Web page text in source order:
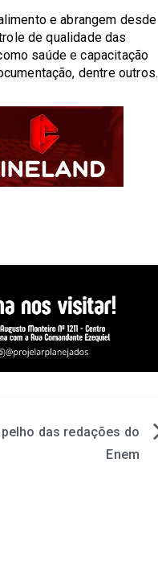
e abrangem desde
de qualidade das
saúde e capacitação
dentre outros.
das redações do
Enem